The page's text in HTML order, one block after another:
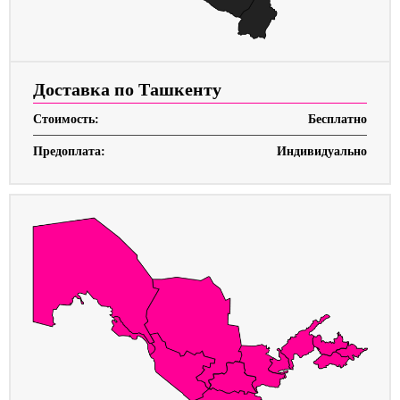
Доставка по Ташкенту
Стоимость: Бесплатно
Предоплата: Индивидуально